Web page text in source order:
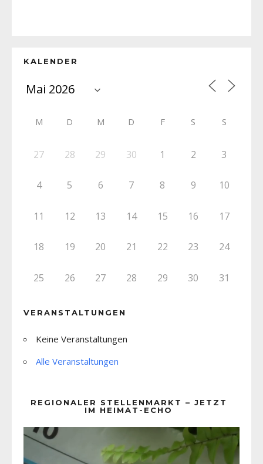
KALENDER
M D M D F S S
27 28 29 30 1 2 3
4 5 6 7 8 9 10
11 12 13 14 15 16 17
18 19 20 21 22 23 24
25 26 27 28 29 30 31
VERANSTALTUNGEN
Keine Veranstaltungen
Alle Veranstaltungen
REGIONALER STELLENMARKT – JETZT
IM HEIMAT-ECHO
Player